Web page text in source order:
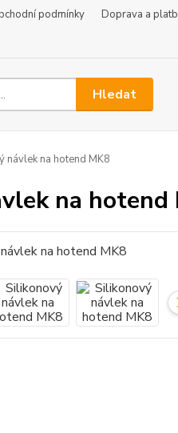
podmínky Doprava a
Hledat
návlek na hotend MK8
na hotend